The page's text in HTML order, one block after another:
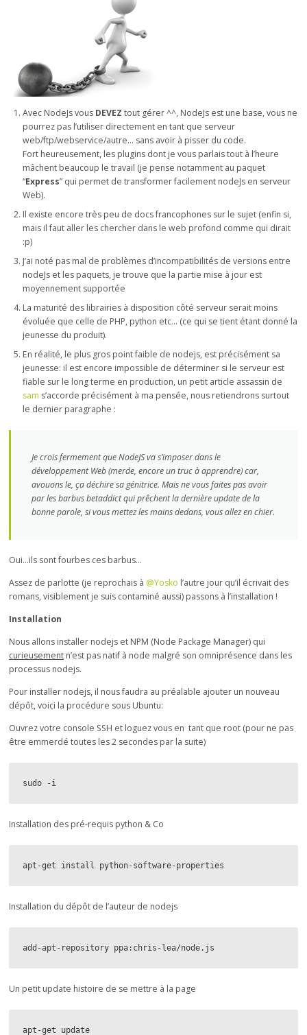
Avec NodeJs vous DEVEZ tout gérer ^^, NodeJs est une base, vous ne
pourrez pas l’utiliser directement en tant que serveur
web/ftp/webservice/autre… sans avoir à pisser du code.
Fort heureusement, les plugins dont je vous parlais tout à l’heure
mâchent beaucoup le travail (je pense notamment au paquet
“Express” qui permet de transformer facilement nodeJs en serveur
Web).
Il existe encore très peu de docs francophones sur le sujet (enfin si,
mais il faut aller les chercher dans le web profond comme qui dirait
:p)
J’ai noté pas mal de problèmes d’incompatibilités de versions entre
nodeJs et les paquets, je trouve que la partie mise à jour est
moyennement supportée
La maturité des librairies à disposition côté serveur serait moins
évoluée que celle de PHP, python etc… (ce qui se tient étant donné la
jeunesse du produit).
En réalité, le plus gros point faible de nodejs, est précisément sa
jeunesse: il est encore impossible de déterminer si le serveur est
fiable sur le long terme en production, un petit article assassin de
sam s’accorde précisément à ma pensée, nous retiendrons surtout
le dernier paragraphe :
Je crois fermement que NodeJS va s’imposer dans le
développement Web (merde, encore un truc à apprendre) car,
avouons le, ça déchire sa génitrice. Mais ne vous faites pas avoir
par les barbus betaddict qui prêchent la dernière update de la
bonne parole, si vous mettez les mains dedans, vous allez en chier.
Oui…ils sont fourbes ces barbus…
Assez de parlotte (je reprochais à @Yosko l’autre jour qu’il écrivait des
romans, visiblement je suis contaminé aussi) passons à l’installation !
Installation
Nous allons installer nodejs et NPM (Node Package Manager) qui
curieusement n’est pas natif à node malgré son omniprésence dans les
processus nodejs.
Pour installer nodejs, il nous faudra au préalable ajouter un nouveau
dépôt, voici la procédure sous Ubuntu:
Ouvrez votre console SSH et loguez vous en tant que root (pour ne pas
être emmerdé toutes les 2 secondes par la suite)
sudo -i
Installation des pré-requis python & Co
apt-get install python-software-properties
Installation du dépôt de l’auteur de nodejs
add-apt-repository ppa:chris-lea/node.js
Un petit update histoire de se mettre à la page
apt-get update